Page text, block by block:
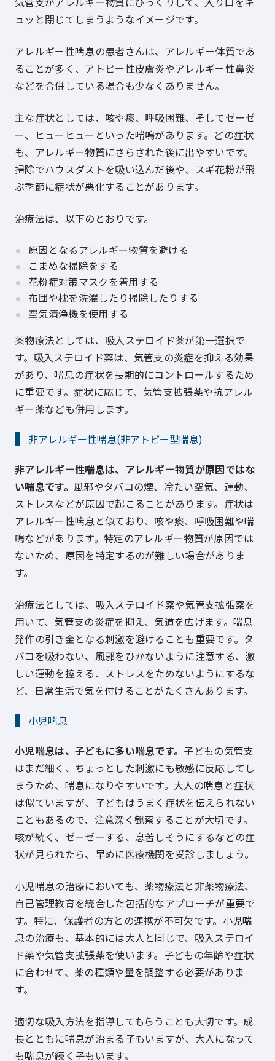
ュッと閉じてしまうようなイメージです。
アレルギー性喘息の患者さんは、アレルギー体質であ
ることが多く、アトピー性皮膚炎やアレルギー性鼻炎
などを合併している場合も少なくありません。
主な症状としては、咳や痰、呼吸困難、そしてゼーゼ
ー、ヒューヒューといった喘鳴があります。どの症状
も、アレルギー物質にさらされた後に出やすいです。
掃除でハウスダストを吸い込んだ後や、スギ花粉が飛
ぶ季節に症状が悪化することがあります。
治療法は、以下のとおりです。
原因となるアレルギー物質を避ける
こまめな掃除をする
花粉症対策マスクを着用する
布団や枕を洗濯したり掃除したりする
空気清浄機を使用する
薬物療法としては、吸入ステロイド薬が第一選択で
す。吸入ステロイド薬は、気管支の炎症を抑える効果
があり、喘息の症状を長期的にコントロールするため
に重要です。症状に応じて、気管支拡張薬や抗アレル
ギー薬なども併用します。
非アレルギー性喘息(非アトピー型喘息)
非アレルギー性喘息は、アレルギー物質が原因ではな
い喘息です。 風邪やタバコの煙、冷たい空気、運動、
ストレスなどが原因で起こることがあります。症状は
アレルギー性喘息と似ており、咳や痰、呼吸困難や喘
鳴などがあります。特定のアレルギー物質が原因では
ないため、原因を特定するのが難しい場合がありま
す。
治療法としては、吸入ステロイド薬や気管支拡張薬を
用いて、気管支の炎症を抑え、気道を広げます。喘息
発作の引き金となる刺激を避けることも重要です。タ
バコを吸わない、風邪をひかないように注意する、激
しい運動を控える、ストレスをためないようにするな
ど、日常生活で気を付けることがたくさんあります。
小児喘息
小児喘息は、子どもに多い喘息です。 子どもの気管支
はまだ細く、ちょっとした刺激にも敏感に反応してし
まうため、喘息になりやすいです。大人の喘息と症状
は似ていますが、子どもはうまく症状を伝えられない
こともあるので、注意深く観察することが大切です。
咳が続く、ゼーゼーする、息苦しそうにするなどの症
状が見られたら、早めに医療機関を受診しましょう。
小児喘息の治療においても、薬物療法と非薬物療法、
自己管理教育を統合した包括的なアプローチが重要で
す。特に、保護者の方との連携が不可欠です。小児喘
息の治療も、基本的には大人と同じで、吸入ステロイ
ド薬や気管支拡張薬を使います。子どもの年齢や症状
に合わせて、薬の種類や量を調整する必要がありま
す。
適切な吸入方法を指導してもらうことも大切です。成
長とともに喘息が治まる子もいますが、大人になって
も喘息が続く子もいます。